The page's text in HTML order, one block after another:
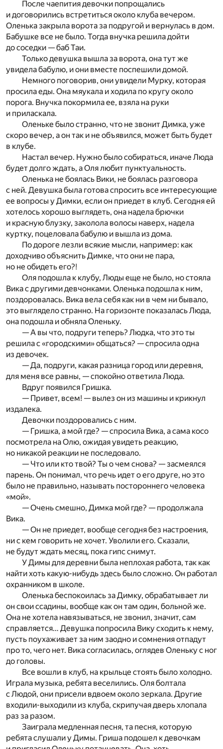
После чаепития девочки попрощались
и договорились встретиться около клуба вечером.
Оленька закрыла ворота за подругой и вернулась в дом.
Бабушке все не было. Тогда внучка решила дойти
до соседки — баб Таи.
Только девушка вышла за ворота, она тут же
увидела бабулю, и они вместе поспешили домой.
Немного поговорив, они увидели Мурку, которая
просила еды. Она мяукала и ходила по кругу около
порога. Внучка покормила ее, взяла на руки
и приласкала.
Оленьке было странно, что не звонит Димка, уже
скоро вечер, а он так и не объявился, может быть будет
в клубе.
Настал вечер. Нужно было собираться, иначе Люда
будет долго ждать, а Оля любит пунктуальность.
Оленька не боялась Вики, не боялась разговора
с ней. Девушка была готова спросить все интересующие
ее вопросы у Димки, если он приедет в клуб. Сегодня ей
хотелось хорошо выглядеть, она надела брючки
и красную блузку, заколола волосы наверх, надела
куртку, поцеловала бабулю и вышла из дома.
По дороге лезли всякие мысли, например: как
доходчиво объяснить Димке, что они не пара,
но не обидеть его?!
Оля подошла к клубу, Люды еще не было, но стояла
Вика с другими девчонками. Оленька подошла к ним,
поздоровалась. Вика вела себя как ни в чем ни бывало,
это выглядело странно. На горизонте показалась Люда,
она подошла и обняла Оленьку.
— А вы что, подруги теперь? Людка, что это ты
решила с «городскими» общаться? — спросила одна
из девочек.
— Да, подруги, какая разница город или деревня,
для меня все равны, — спокойно ответила Люда.
Вдруг появился Гришка.
— Привет, всем! — вылез он из машины и крикнул
издалека.
Девочки поздоровались с ним.
— Гришка, а мой где? — спросила Вика, а сама косо
посмотрела на Олю, ожидая увидеть реакцию,
но никакой реакции не последовало.
— Что или кто твой? Ты о чем снова? — засмеялся
парень. Он понимал, что речь идет о его друге, но это
было не правильно, называть постороннего человека
«мой».
— Очень смешно, Димка мой где? — продолжала
Вика.
— Он не приедет, вообще сегодня без настроения,
ни с кем говорить не хочет. Уволили его. Сказали,
не будут ждать месяц, пока гипс снимут.
У Димы для деревни была неплохая работа, так как
найти хоть какую-нибудь здесь было сложно. Он работал
охранником в школе.
Оленька беспокоилась за Димку, обрабатывает ли
он свои ссадины, вообще как он там один, больной же.
Она не хотела навязываться, не звонил, значит, сам
справляется… Девушка попросила Вику сходить к нему,
пусть поухаживает за ним заодно и сомнения отпадут
про то, чего нет. Вика согласилась, оглядев Оленьку с ног
до головы.
Все вошли в клуб, на крыльце стоять было холодно.
Играла музыка, ребята веселились. Оля болтала
с Людой, они присели вдвоем около зеркала. Другие
входили-выходили из клуба, скрипучая дверь хлопала
раз за разом.
Заиграла медленная песня, та песня, которую
ребята слушали у Димы. Гриша подошел к девочкам